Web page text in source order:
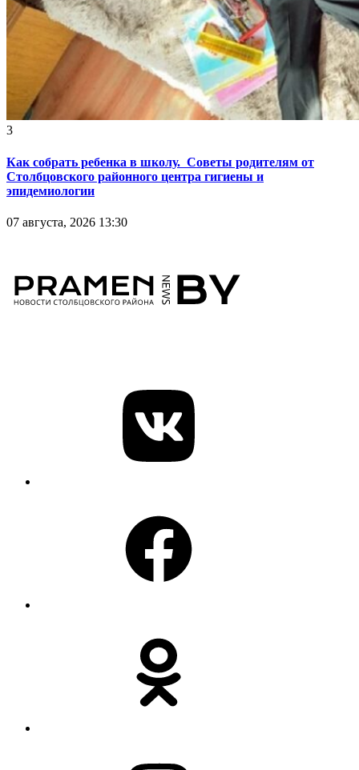
3
Как собрать ребенка в школу. Советы родителям от
Столбцовского районного центра гигиены и
эпидемиологии
07 августа, 2026 13:30